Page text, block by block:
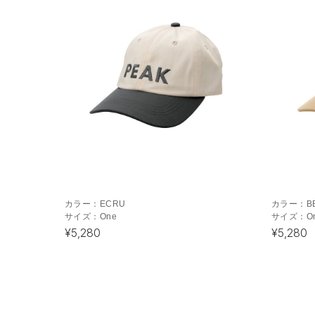
カラー： ECRU
サイズ： One
¥5,280
カラー：
サイズ：
¥5,280